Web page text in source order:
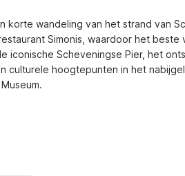
wandeling van het strand van
Simonis, waardoor het
iconische Scheveningse Pier, het
hoogtepunten in het